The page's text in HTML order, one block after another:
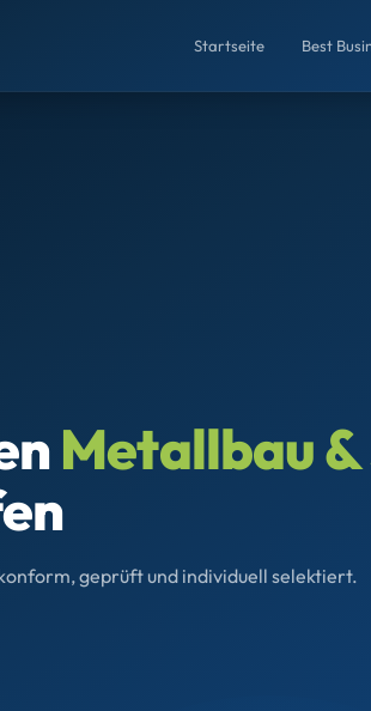
Startseite Best
Metallbau
geprüft und individuell selektiert.